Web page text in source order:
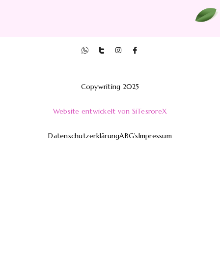
Copywriting 2025
Website entwickelt von SiTesroreX
DatenschutzerklärungABG’sImpressum